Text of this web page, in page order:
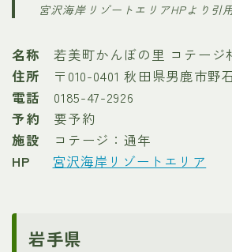
宮沢海岸リゾートエリアHPより引
名称 若美町かんぼの里 コテージ
住所 〒010-0401 秋田県男鹿市野
電話 0185-47-2926
予約 要予約
施設 コテージ：通年
HP
宮沢海岸リゾートエリア
岩手県